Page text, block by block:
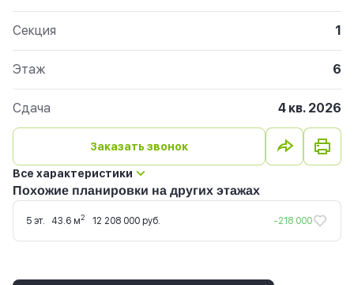
Секция 1
Этаж 6
Сдача 4 кв. 2026
Заказать звонок
Все характеристики
Похожие планировки на других этажах
5 эт. 43.6 м2 12 208 000 руб. -218 000